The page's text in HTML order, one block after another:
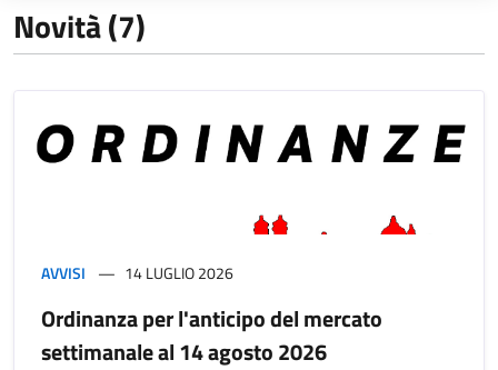
Novità (7)
AVVISI 14 LUGLIO 2026
Ordinanza per l'anticipo del mercato
settimanale al 14 agosto 2026